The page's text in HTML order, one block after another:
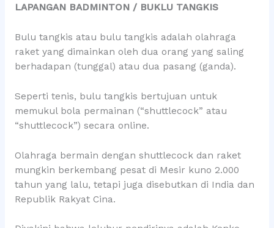
LAPANGAN BADMINTON / BUKLU TANGKIS
Bulu tangkis atau bulu tangkis adalah olahraga
raket yang dimainkan oleh dua orang yang saling
berhadapan (tunggal) atau dua pasang (ganda).
Seperti tenis, bulu tangkis bertujuan untuk
memukul bola permainan (“shuttlecock” atau
“shuttlecock”) secara online.
Olahraga bermain dengan shuttlecock dan raket
mungkin berkembang pesat di Mesir kuno 2.000
tahun yang lalu, tetapi juga disebutkan di India dan
Republik Rakyat Cina.